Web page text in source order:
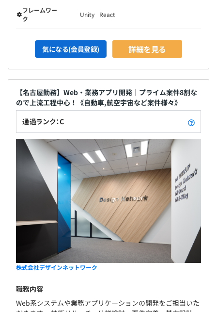
フレームワー
ク
Unity React
気になる(会員登録) 詳細を見る
【名古屋勤務】Web・業務アプリ開発｜プライム案件8割な
ので上流工程中心！《自動車,航空宇宙など案件様々》
通過ランク：C
株式会社デザインネットワーク
職務内容
Web系システムや業務アプリケーションの開発をご担当いた